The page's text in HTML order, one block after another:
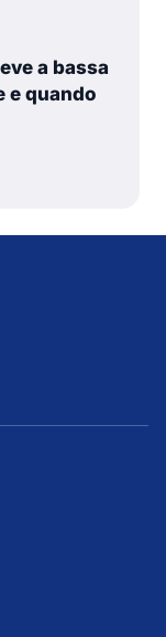
a bassa
e quando